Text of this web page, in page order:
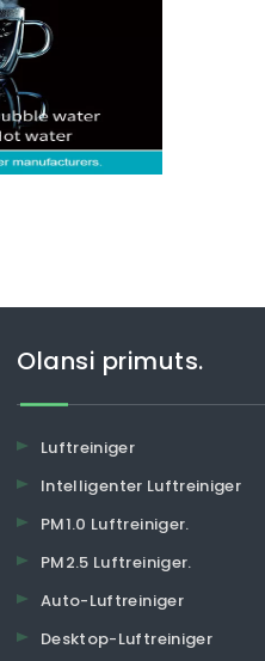
Olansi primuts.
Luftreiniger
Intelligenter Luftreiniger
PM1.0 Luftreiniger.
PM2.5 Luftreiniger.
Auto-Luftreiniger
Desktop-Luftreiniger